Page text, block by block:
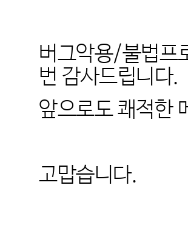
버그악용/불법프
번 감사드립니다.
앞으로도 쾌적한
고맙습니다.